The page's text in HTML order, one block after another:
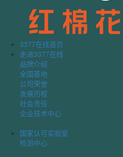
3377在线首页
走进3377在线
品牌介绍
全国基地
公司荣誉
发展历程
社会责任
企业技术中心
国家认可实验室
检测中心